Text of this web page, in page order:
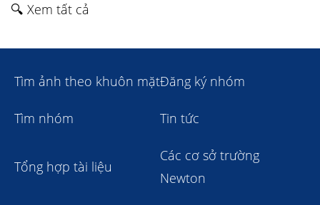
🔍 Xem tất cả
Tìm ảnh theo khuôn mặtĐăng ký nhóm
Tìm nhóm Tin tức
Tổng hợp tài liệu
Các cơ sở trường
Newton